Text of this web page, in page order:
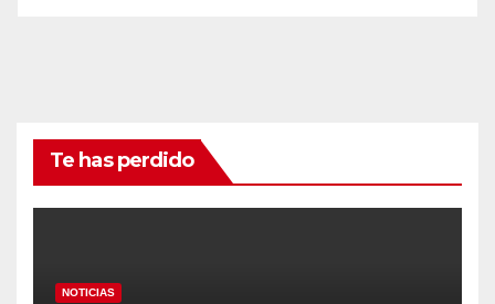
Te has perdido
NOTICIAS